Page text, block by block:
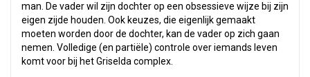
man. De vader wil zijn dochter op een obsessieve wijze bij zijn
eigen zijde houden. Ook keuzes, die eigenlijk gemaakt
moeten worden door de dochter, kan de vader op zich gaan
nemen. Volledige (en partiële) controle over iemands leven
komt voor bij het Griselda complex.